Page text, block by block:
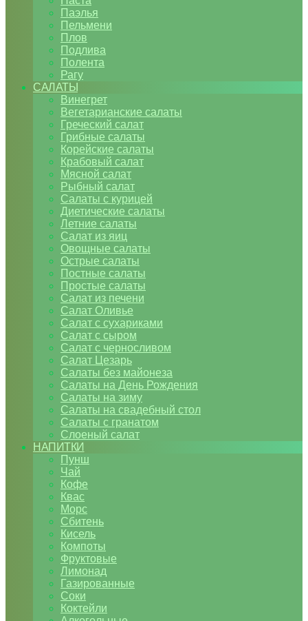
Паэлья
Пельмени
Плов
Подлива
Полента
Рагу
САЛАТЫ
Винегрет
Вегетарианские салаты
Греческий салат
Грибные салаты
Корейские салаты
Крабовый салат
Мясной салат
Рыбный салат
Салаты с курицей
Диетические салаты
Летние салаты
Салат из яиц
Овощные салаты
Острые салаты
Постные салаты
Простые салаты
Салат из печени
Салат Оливье
Салат с сухариками
Салат с сыром
Салат с черносливом
Салат Цезарь
Салаты без майонеза
Салаты на День Рождения
Салаты на зиму
Салаты на свадебный стол
Салаты с гранатом
Слоеный салат
НАПИТКИ
Пунш
Чай
Кофе
Квас
Морс
Сбитень
Кисель
Компоты
Фруктовые
Лимонад
Газированные
Соки
Коктейли